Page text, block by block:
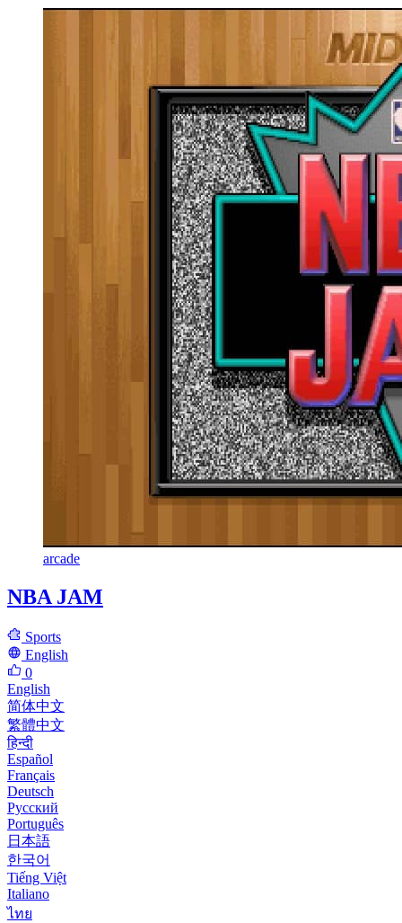
arcade
NBA JAM
Sports
English
0
English
简体中文
繁體中文
हिन्दी
Español
Français
Deutsch
Русский
Português
日本語
한국어
Tiếng Việt
Italiano
ไทย